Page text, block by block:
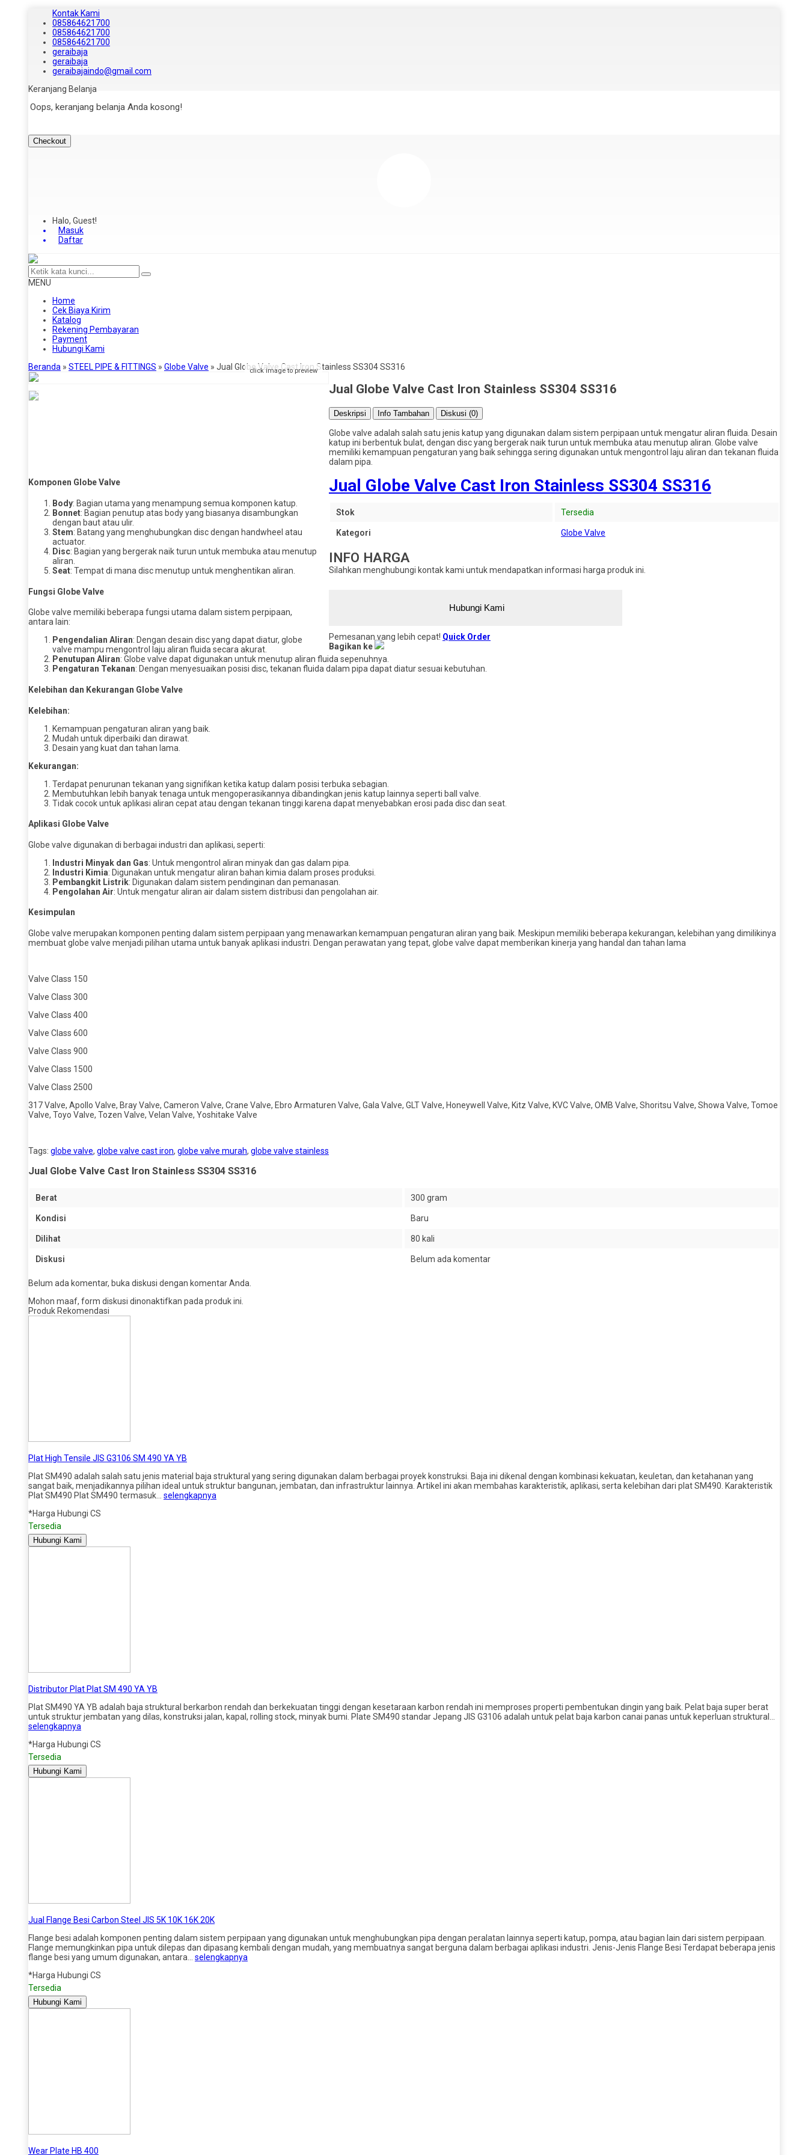
Kontak Kami
085864621700
085864621700
085864621700
geraibaja
geraibaja
geraibajaindo@gmail.com
Keranjang Belanja
Oops, keranjang belanja Anda kosong!
Checkout
Halo, Guest!
Masuk
Daftar
MENU
Home
Cek Biaya Kirim
Katalog
Rekening Pembayaran
Payment
Hubungi Kami
Beranda » STEEL PIPE & FITTINGS » Globe Valve » Jual Globe Valve Cast Iron Stainless SS304 SS316
click image to preview
Jual Globe Valve Cast Iron Stainless SS304 SS316
Stok Tersedia
Kategori Globe Valve
INFO HARGA
Silahkan menghubungi kontak kami untuk mendapatkan informasi harga produk ini.
Hubungi Kami
Pemesanan yang lebih cepat! Quick Order
Bagikan ke
Jual Globe Valve Cast Iron Stainless SS304 SS316
Deskripsi Info Tambahan Diskusi (0)
Globe valve adalah salah satu jenis katup yang digunakan dalam sistem perpipaan untuk mengatur aliran fluida. Desain
katup ini berbentuk bulat, dengan disc yang bergerak naik turun untuk membuka atau menutup aliran. Globe valve
memiliki kemampuan pengaturan yang baik sehingga sering digunakan untuk mengontrol laju aliran dan tekanan fluida
dalam pipa.
Komponen Globe Valve
Body: Bagian utama yang menampung semua komponen katup.
Bonnet: Bagian penutup atas body yang biasanya disambungkan
dengan baut atau ulir.
Stem: Batang yang menghubungkan disc dengan handwheel atau
actuator.
Disc: Bagian yang bergerak naik turun untuk membuka atau menutup
aliran.
Seat: Tempat di mana disc menutup untuk menghentikan aliran.
Fungsi Globe Valve
Globe valve memiliki beberapa fungsi utama dalam sistem perpipaan,
antara lain:
Pengendalian Aliran: Dengan desain disc yang dapat diatur, globe
valve mampu mengontrol laju aliran fluida secara akurat.
Penutupan Aliran: Globe valve dapat digunakan untuk menutup aliran fluida sepenuhnya.
Pengaturan Tekanan: Dengan menyesuaikan posisi disc, tekanan fluida dalam pipa dapat diatur sesuai kebutuhan.
Kelebihan dan Kekurangan Globe Valve
Kelebihan:
Kemampuan pengaturan aliran yang baik.
Mudah untuk diperbaiki dan dirawat.
Desain yang kuat dan tahan lama.
Kekurangan:
Terdapat penurunan tekanan yang signifikan ketika katup dalam posisi terbuka sebagian.
Membutuhkan lebih banyak tenaga untuk mengoperasikannya dibandingkan jenis katup lainnya seperti ball valve.
Tidak cocok untuk aplikasi aliran cepat atau dengan tekanan tinggi karena dapat menyebabkan erosi pada disc dan seat.
Aplikasi Globe Valve
Globe valve digunakan di berbagai industri dan aplikasi, seperti:
Industri Minyak dan Gas: Untuk mengontrol aliran minyak dan gas dalam pipa.
Industri Kimia: Digunakan untuk mengatur aliran bahan kimia dalam proses produksi.
Pembangkit Listrik: Digunakan dalam sistem pendinginan dan pemanasan.
Pengolahan Air: Untuk mengatur aliran air dalam sistem distribusi dan pengolahan air.
Kesimpulan
Globe valve merupakan komponen penting dalam sistem perpipaan yang menawarkan kemampuan pengaturan aliran yang baik. Meskipun memiliki beberapa kekurangan, kelebihan yang dimilikinya
membuat globe valve menjadi pilihan utama untuk banyak aplikasi industri. Dengan perawatan yang tepat, globe valve dapat memberikan kinerja yang handal dan tahan lama
Valve Class 150
Valve Class 300
Valve Class 400
Valve Class 600
Valve Class 900
Valve Class 1500
Valve Class 2500
317 Valve, Apollo Valve, Bray Valve, Cameron Valve, Crane Valve, Ebro Armaturen Valve, Gala Valve, GLT Valve, Honeywell Valve, Kitz Valve, KVC Valve, OMB Valve, Shoritsu Valve, Showa Valve, Tomoe
Valve, Toyo Valve, Tozen Valve, Velan Valve, Yoshitake Valve
Tags: globe valve, globe valve cast iron, globe valve murah, globe valve stainless
Jual Globe Valve Cast Iron Stainless SS304 SS316
Berat 300 gram
Kondisi Baru
Dilihat 80 kali
Diskusi Belum ada komentar
Belum ada komentar, buka diskusi dengan komentar Anda.
Mohon maaf, form diskusi dinonaktifkan pada produk ini.
Produk Rekomendasi
Plat High Tensile JIS G3106 SM 490 YA YB
Plat SM490 adalah salah satu jenis material baja struktural yang sering digunakan dalam berbagai proyek konstruksi. Baja ini dikenal dengan kombinasi kekuatan, keuletan, dan ketahanan yang
sangat baik, menjadikannya pilihan ideal untuk struktur bangunan, jembatan, dan infrastruktur lainnya. Artikel ini akan membahas karakteristik, aplikasi, serta kelebihan dari plat SM490. Karakteristik
Plat SM490 Plat SM490 termasuk… selengkapnya
*Harga Hubungi CS
Tersedia
Hubungi Kami
Distributor Plat Plat SM 490 YA YB
Plat SM490 YA YB adalah baja struktural berkarbon rendah dan berkekuatan tinggi dengan kesetaraan karbon rendah ini memproses properti pembentukan dingin yang baik. Pelat baja super berat
untuk struktur jembatan yang dilas, konstruksi jalan, kapal, rolling stock, minyak bumi. Plate SM490 standar Jepang JIS G3106 adalah untuk pelat baja karbon canai panas untuk keperluan struktural…
selengkapnya
*Harga Hubungi CS
Tersedia
Hubungi Kami
Jual Flange Besi Carbon Steel JIS 5K 10K 16K 20K
Flange besi adalah komponen penting dalam sistem perpipaan yang digunakan untuk menghubungkan pipa dengan peralatan lainnya seperti katup, pompa, atau bagian lain dari sistem perpipaan.
Flange memungkinkan pipa untuk dilepas dan dipasang kembali dengan mudah, yang membuatnya sangat berguna dalam berbagai aplikasi industri. Jenis-Jenis Flange Besi Terdapat beberapa jenis
flange besi yang umum digunakan, antara… selengkapnya
*Harga Hubungi CS
Tersedia
Hubungi Kami
Wear Plate HB 400